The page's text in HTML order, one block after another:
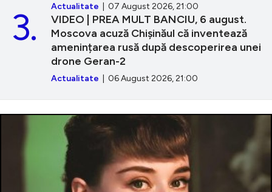
Actualitate | 07 August 2026, 21:00
VIDEO | PREA MULT BANCIU, 6 august.
Moscova acuză Chișinăul că inventează
amenințarea rusă după descoperirea unei
drone Geran-2
Actualitate | 06 August 2026, 21:00
3.